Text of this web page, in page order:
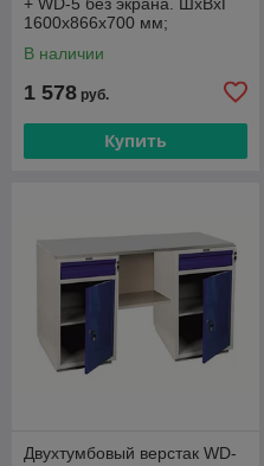
1600x866х700 мм;
В наличии
1 578 руб.
Купить
Двухтумбовый верстак WD-